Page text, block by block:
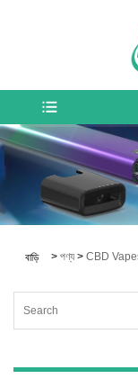
বাড়ি > পণ্য > CBD